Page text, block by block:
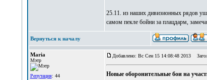
25.11. из наших дивизионных рядов
самом пекле бойни за плацдарм,
Вернуться к началу
Maria
Мэтр
Репутация: 44
Добавлено: Вс Сен 15 14:08:48 2013
Новые оборонительные бои на